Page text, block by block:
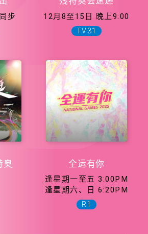
步 12月8至15日 晚上9:00
TV31
奥 全运有你
逢星期一至五 3:00PM
逢星期六、日 6:20PM
R1